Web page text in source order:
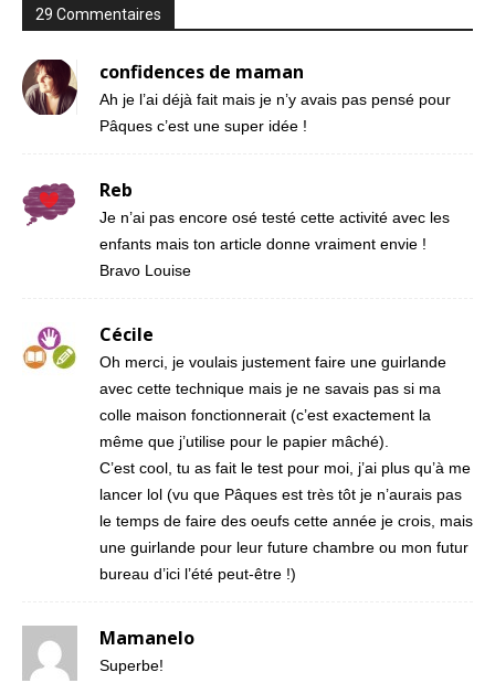
29 Commentaires
confidences de maman
Ah je l’ai déjà fait mais je n’y avais pas pensé pour
Pâques c’est une super idée !
Reb
Je n’ai pas encore osé testé cette activité avec les
enfants mais ton article donne vraiment envie !
Bravo Louise
Cécile
Oh merci, je voulais justement faire une guirlande
avec cette technique mais je ne savais pas si ma
colle maison fonctionnerait (c’est exactement la
même que j’utilise pour le papier mâché).
C’est cool, tu as fait le test pour moi, j’ai plus qu’à me
lancer lol (vu que Pâques est très tôt je n’aurais pas
le temps de faire des oeufs cette année je crois, mais
une guirlande pour leur future chambre ou mon futur
bureau d’ici l’été peut-être !)
Mamanelo
Superbe!